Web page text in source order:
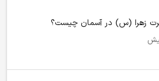
زهرا (س) در آسمان چیست؟